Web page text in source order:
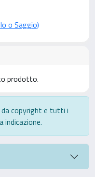
o Saggio)
prodotto.
copyright e tutti i
indicazione.